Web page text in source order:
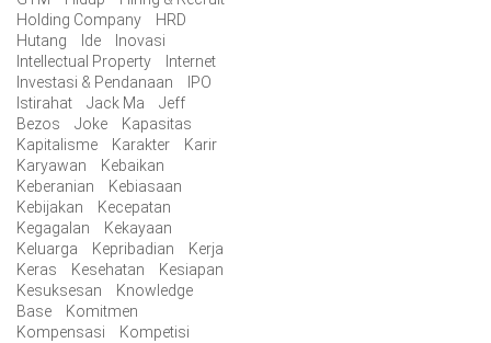
Holding Company
HRD
Hutang
Ide
Inovasi
Intellectual Property
Internet
Investasi & Pendanaan
IPO
Istirahat
Jack Ma
Jeff
Bezos
Joke
Kapasitas
Kapitalisme
Karakter
Karir
Karyawan
Kebaikan
Keberanian
Kebiasaan
Kebijakan
Kecepatan
Kegagalan
Kekayaan
Keluarga
Kepribadian
Kerja
Keras
Kesehatan
Kesiapan
Kesuksesan
Knowledge
Base
Komitmen
Kompensasi
Kompetisi